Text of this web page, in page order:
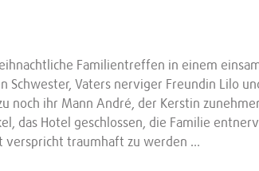
Familientreffen in einem
Schwester, Vaters nerviger Freundin Lilo
noch ihr Mann André, der Kerstin
das Hotel geschlossen, die Familie
verspricht traumhaft zu werden …